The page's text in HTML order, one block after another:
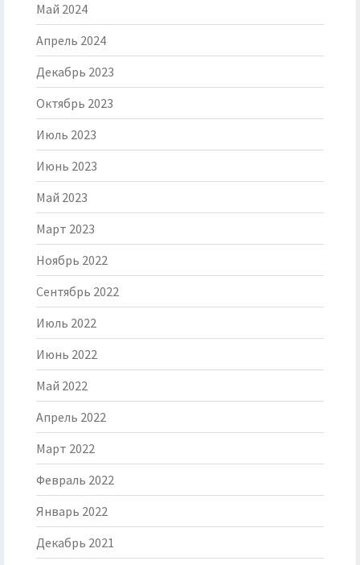
Май 2024
Апрель 2024
Декабрь 2023
Октябрь 2023
Июль 2023
Июнь 2023
Май 2023
Март 2023
Ноябрь 2022
Сентябрь 2022
Июль 2022
Июнь 2022
Май 2022
Апрель 2022
Март 2022
Февраль 2022
Январь 2022
Декабрь 2021